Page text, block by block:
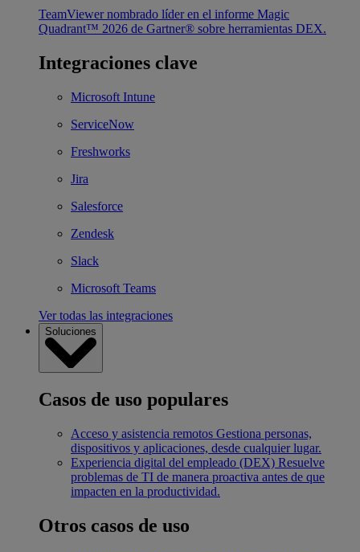
TeamViewer nombrado líder en el informe Magic
Quadrant™ 2026 de Gartner® sobre herramientas DEX.
Integraciones clave
Microsoft Intune
ServiceNow
Freshworks
Jira
Salesforce
Zendesk
Slack
Microsoft Teams
Ver todas las integraciones
Soluciones
Casos de uso populares
Acceso y asistencia remotos Gestiona personas,
dispositivos y aplicaciones, desde cualquier lugar.
Experiencia digital del empleado (DEX) Resuelve
problemas de TI de manera proactiva antes de que
impacten en la productividad.
Otros casos de uso